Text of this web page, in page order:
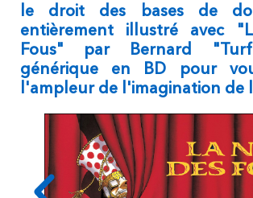
le droit des bases de
entièrement illustré avec
Fous" par Bernard
générique en BD pour
l'ampleur de l'imagination